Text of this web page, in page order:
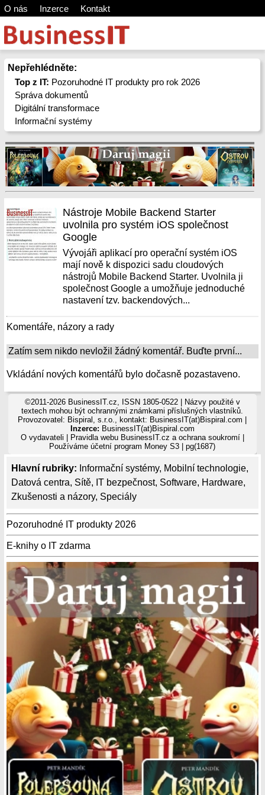
O nás Inzerce Kontakt
Nepřehlédněte:
Top z IT: Pozoruhodné IT produkty pro rok 2026
Správa dokumentů
Digitální transformace
Informační systémy
Hlavní rubriky: Informační systémy, Mobilní technologie,
Datová centra, Sítě, IT bezpečnost, Software, Hardware,
Zkušenosti a názory, Speciály
Pozoruhodné IT produkty 2026
E-knihy o IT zdarma
Nástroje Mobile Backend Starter
uvolnila pro systém iOS společnost
Google
Vývojáři aplikací pro operační systém iOS
mají nově k dispozici sadu cloudových
nástrojů Mobile Backend Starter. Uvolnila ji
společnost Google a umožňuje jednoduché
nastavení tzv. backendových...
Komentáře, názory a rady
Zatím sem nikdo nevložil žádný komentář. Buďte první...
Vkládání nových komentářů bylo dočasně pozastaveno.
©2011-2026 BusinessIT.cz, ISSN 1805-0522 | Názvy použité v
textech mohou být ochrannými známkami příslušných vlastníků.
Provozovatel: Bispiral, s.r.o., kontakt: BusinessIT(at)Bispiral.com |
Inzerce: BusinessIT(at)Bispiral.com
O vydavateli
Pravidla webu BusinessIT.cz a ochrana soukromí|
Používámeúčetní program Money S3 | pg(1687)